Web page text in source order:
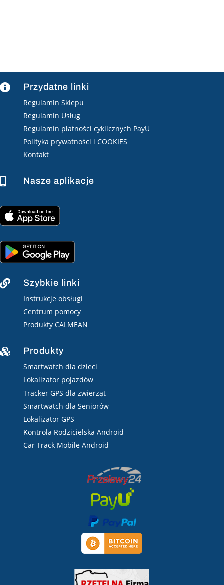
 Przydatne linki
Regulamin Sklepu
Regulamin Usług
Regulamin płatności cyklicznych PayU
Polityka prywatności i COOKIES
Kontakt
 Nasze aplikacje
 Szybkie linki
Instrukcje obsługi
Centrum pomocy
Produkty CALMEAN
 Produkty
Smartwatch dla dzieci
Lokalizator pojazdów
Tracker GPS dla zwierząt
Smartwatch dla Seniorów
Lokalizator GPS
Kontrola Rodzicielska Android
Car Track Mobile Android